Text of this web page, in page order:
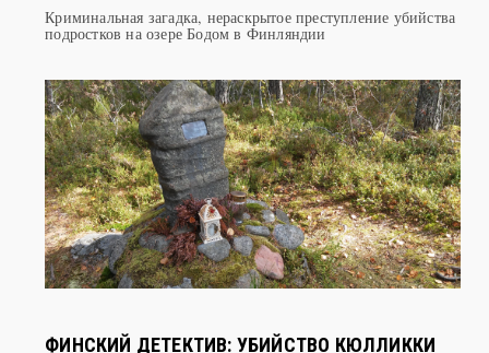
ДЕТИ С ОЗЕРА БОДОМ
Криминальная загадка, нераскрытое преступление убийства